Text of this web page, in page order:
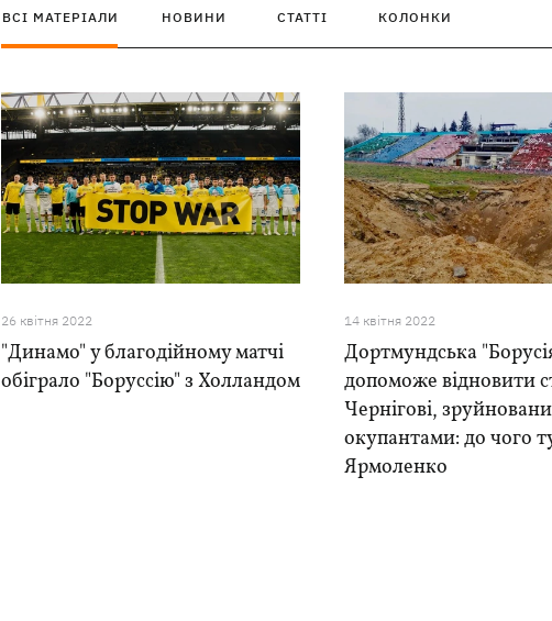
ВСІ МАТЕРІАЛИ НОВИНИ СТАТТІ КОЛОНКИ
26 квiтня 2022
"Динамо" у благодійному матчі
обіграло "Боруссію" з Холландом
14 квiтня 2022
Дортмундська
допоможе відновити
Чернігові,
окупантами: до чого
Ярмоленко